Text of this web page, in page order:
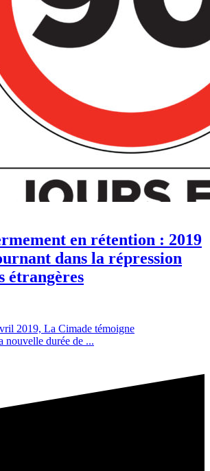
en rétention : 2019
dans la répression
étrangères
2019, La Cimade témoigne
nouvelle durée de ...